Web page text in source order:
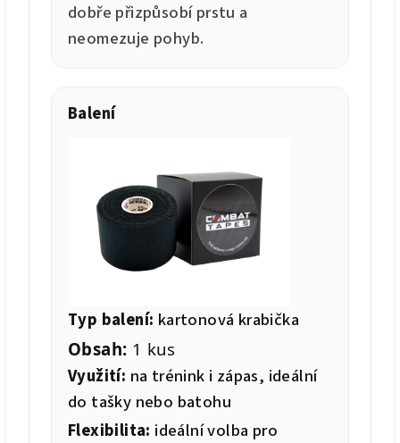
dobře přizpůsobí prstu a
neomezuje pohyb.
Balení
Typ balení: kartonová krabička
Obsah: 1 kus
Využití: na trénink i zápas, ideální
do tašky nebo batohu
Flexibilita: ideální volba pro